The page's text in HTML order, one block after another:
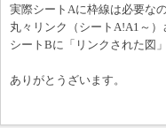
実際シートAに枠線は必要な
丸々リンク（シートA!A1～）
シートBに「リンクされた図
ありがとうざいます。